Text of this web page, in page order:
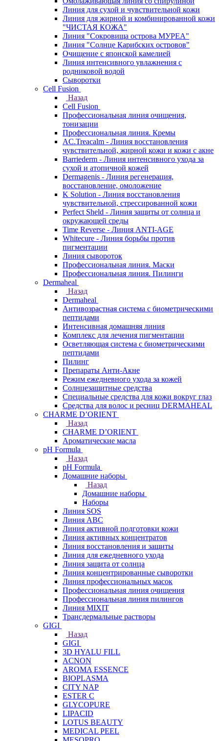
Линия для сухой и чувствительной кожи
Линия для жирной и комбинированной кожи
"ЧИСТАЯ КОЖА"
Линия "Сокровища острова МУРЕА"
Линия "Солнце Карибских островов"
Очищение с японской камелией
Линия интенсивного увлажнения с
родниковой водой
Сыворотки
Cell Fusion
Назад
Cell Fusion
Профессиональная линия очищения,
тонизации
Профессиональная линия. Кремы
AC.Treacalm - Линия восстановления
чувствительной, жирной кожи и кожи с акне
Barriederm - Линия интенсивного ухода за
сухой и атопичной кожей
Dermagenis - Линия регенерация,
восстановление, омоложение
K Solution - Линия восстановления
чувствительной, стрессированной кожи
Perfect Sheld - Линия защиты от солнца и
окружающей среды
Time Reverse - Линия ANTI-AGE
Whitecure - Линия борьбы против
пигментации
Линия сывороток
Профессиональная линия. Маски
Профессиональная линия. Пилинги
Dermaheal
Назад
Dermaheal
Антивозрастная система с биометрическими
пептидами
Интенсивная домашняя линия
Комплекс для лечения пигментации
Осветляющая система с биометрическими
пептидами
Пилинг
Препараты Анти-Акне
Режим ежедневного ухода за кожей
Солнцезащитные средства
Специальные средства для кожи вокруг глаз
Средства для волос и ресниц DERMAHEAL
CHARME D’ORIENT
Назад
CHARME D’ORIENT
Ароматические масла
pH Formula
Назад
pH Formula
Домашние наборы
Назад
Домашние наборы
Наборы
Линия SOS
Линия АВС
Линия активной подготовки кожи
Линия активных концентратов
Линия восстановления и защиты
Линия для ежедневного ухода
Линия защита от солнца
Линия концентрированные сыворотки
Линия профессиональных масок
Профессиональная линия очищения
Профессиональная линия пилингов
Линия MIXIT
Трансдермальные растворы
GIGI
Назад
GIGI
3D HYALU FILL
ACNON
AROMA ESSENCE
BIOPLASMA
CITY NAP
ESTER C
GLYCOPURE
LIPACID
LOTUS BEAUTY
MEDICAL PEEL